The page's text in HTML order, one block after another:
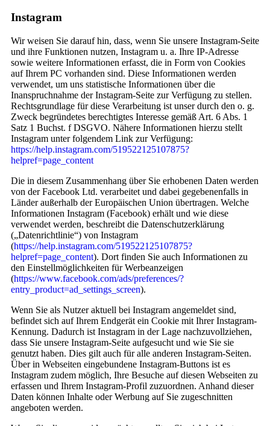
Instagram
Wir weisen Sie darauf hin, dass, wenn Sie unsere Instagram-Seite
und ihre Funktionen nutzen, Instagram u. a. Ihre IP-Adresse
sowie weitere Informationen erfasst, die in Form von Cookies
auf Ihrem PC vorhanden sind. Diese Informationen werden
verwendet, um uns statistische Informationen über die
Inanspruchnahme der Instagram-Seite zur Verfügung zu stellen.
Rechtsgrundlage für diese Verarbeitung ist unser durch den o. g.
Zweck begründetes berechtigtes Interesse gemäß Art. 6 Abs. 1
Satz 1 Buchst. f DSGVO. Nähere Informationen hierzu stellt
Instagram unter folgendem Link zur Verfügung:
https://help.instagram.com/519522125107875?
helpref=page_content
Die in diesem Zusammenhang über Sie erhobenen Daten werden
von der Facebook Ltd. verarbeitet und dabei gegebenenfalls in
Länder außerhalb der Europäischen Union übertragen. Welche
Informationen Instagram (Facebook) erhält und wie diese
verwendet werden, beschreibt die Datenschutzerklärung
(„Datenrichtlinie“) von Instagram
(https://help.instagram.com/519522125107875?
helpref=page_content). Dort finden Sie auch Informationen zu
den Einstellmöglichkeiten für Werbeanzeigen
(https://www.facebook.com/ads/preferences/?
entry_product=ad_settings_screen).
Wenn Sie als Nutzer aktuell bei Instagram angemeldet sind,
befindet sich auf Ihrem Endgerät ein Cookie mit Ihrer Instagram-
Kennung. Dadurch ist Instagram in der Lage nachzuvollziehen,
dass Sie unsere Instagram-Seite aufgesucht und wie Sie sie
genutzt haben. Dies gilt auch für alle anderen Instagram-Seiten.
Über in Webseiten eingebundene Instagram-Buttons ist es
Instagram zudem möglich, Ihre Besuche auf diesen Webseiten zu
erfassen und Ihrem Instagram-Profil zuzuordnen. Anhand dieser
Daten können Inhalte oder Werbung auf Sie zugeschnitten
angeboten werden.